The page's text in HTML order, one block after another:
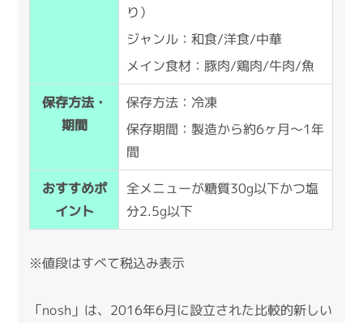
り）
ジャンル：和食/洋食/中華
メイン食材：豚肉/鶏肉/牛肉/魚
保存方法・
期間
保存方法：冷凍
保存期間：製造から約6ヶ月～1年
間
おすすめポ
イント
全メニューが糖質30g以下かつ塩
分2.5g以下
※値段はすべて税込み表示
「nosh」は、2016年6月に設立された比較的新しい